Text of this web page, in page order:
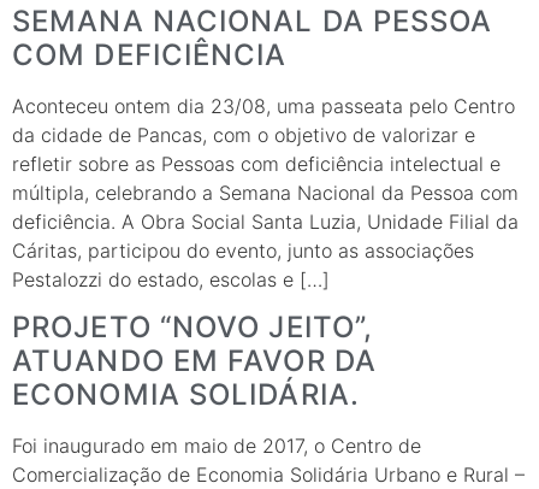
SEMANA NACIONAL DA PESSOA
COM DEFICIÊNCIA
Aconteceu ontem dia 23/08, uma passeata pelo Centro
da cidade de Pancas, com o objetivo de valorizar e
refletir sobre as Pessoas com deficiência intelectual e
múltipla, celebrando a Semana Nacional da Pessoa com
deficiência. A Obra Social Santa Luzia, Unidade Filial da
Cáritas, participou do evento, junto as associações
Pestalozzi do estado, escolas e […]
PROJETO “NOVO JEITO”,
ATUANDO EM FAVOR DA
ECONOMIA SOLIDÁRIA.
Foi inaugurado em maio de 2017, o Centro de
Comercialização de Economia Solidária Urbano e Rural –